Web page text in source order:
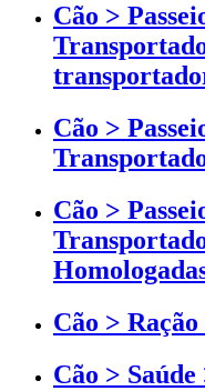
Cão >
Cão >
Cão >
Cão > Ração
Cão >